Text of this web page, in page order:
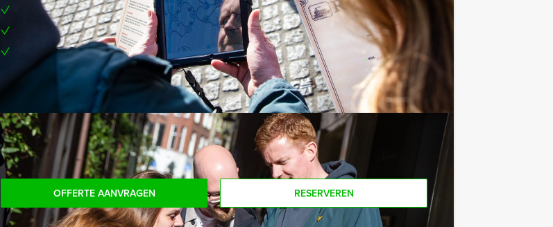
Leuke prijs voor het winnende team
1 uur onbeperkt bier, fris, koffie, thee en huiswijn
Te boeken op de door jullie gewenste dag en tijdstip!
Reservering voor kleinere groepen:
Komen jullie niet aan het minimale aantal deelnemers voor dit dagarrangement? Als
jullie bereid zijn voor het minimale aantal te betalen, kunnen jullie ook gewoon voor
minder personen boeken!
OFFERTE AANVRAGEN RESERVEREN